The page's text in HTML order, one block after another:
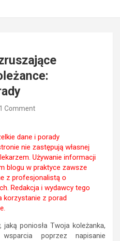
1 Comment
dane i porady
nie zastępują własnej
Używanie informacji
blogu w praktyce zawsze
z profesjonalistą o
Redakcja i wydawcy tego
korzystanie z porad
poniosła Twoja koleżanka,
wsparcia poprzez napisanie